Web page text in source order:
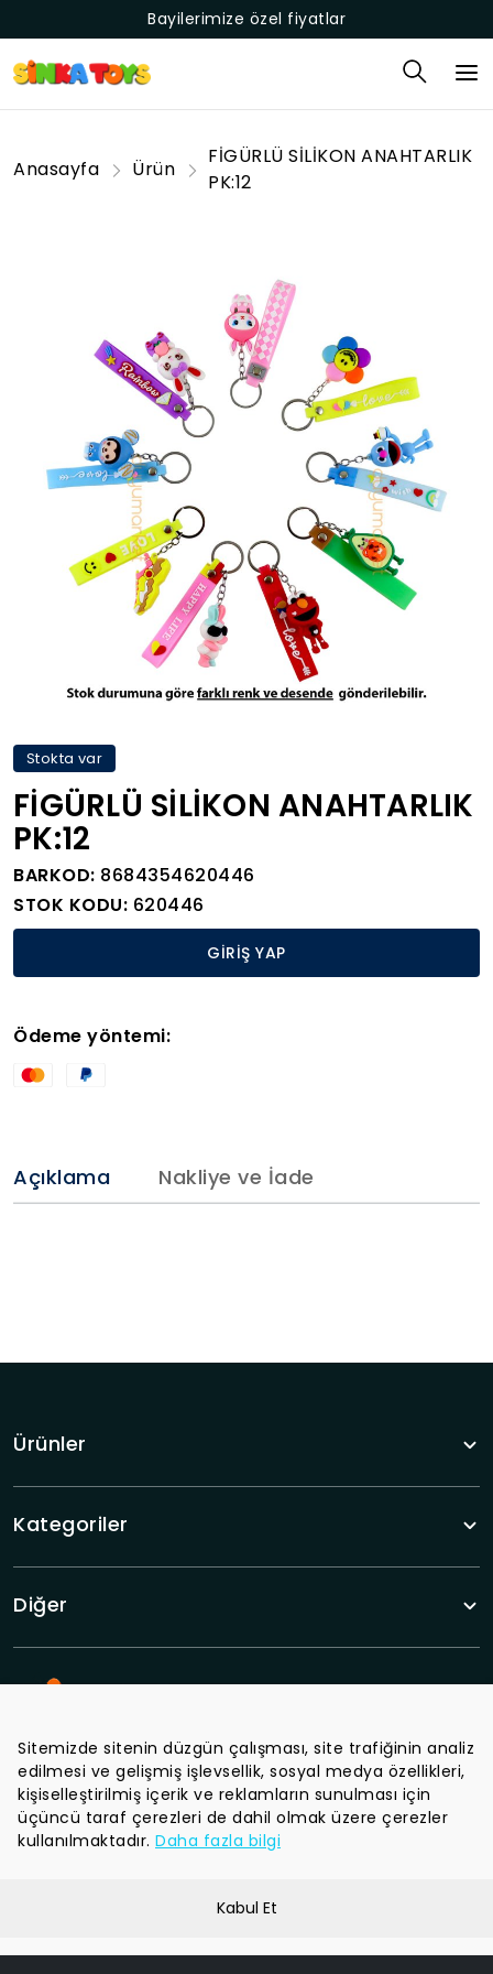
Bayilerimize özel fiyatlar
Anasayfa Ürün
FİGÜRLÜ SİLİKON ANAHTARLIK
PK:12
Stokta var
FİGÜRLÜ SİLİKON ANAHTARLIK
PK:12
BARKOD: 8684354620446
STOK KODU: 620446
GİRİŞ YAP
Ödeme yöntemi:
Açıklama Nakliye ve İade
Sitemizde sitenin düzgün çalışması, site trafiğinin analiz
edilmesi ve gelişmiş işlevsellik, sosyal medya özellikleri,
kişiselleştirilmiş içerik ve reklamların sunulması için
üçüncü taraf çerezleri de dahil olmak üzere çerezler
kullanılmaktadır. Daha fazla bilgi
Kabul Et
Ürünler
Kategoriler
Diğer
Tüm haberlerden haberdar olun.